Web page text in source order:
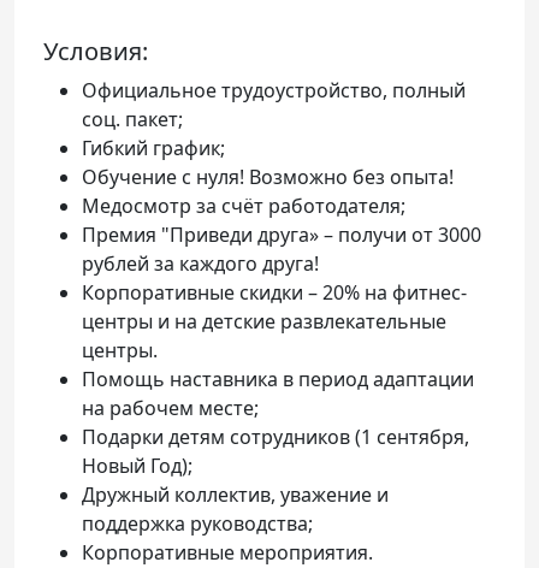
Условия:
Официальное трудоустройство, полный
соц. пакет;
Гибкий график;
Обучение с нуля! Возможно без опыта!
Медосмотр за счёт работодателя;
Премия "Приведи друга» – получи от 3000
рублей за каждого друга!
Корпоративные скидки – 20% на фитнес-
центры и на детские развлекательные
центры.
Помощь наставника в период адаптации
на рабочем месте;
Подарки детям сотрудников (1 сентября,
Новый Год);
Дружный коллектив, уважение и
поддержка руководства;
Корпоративные мероприятия.